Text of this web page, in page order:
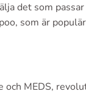
det som
som är
och MEDS,